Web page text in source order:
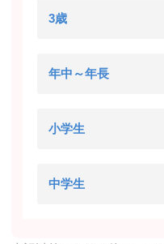
3歳
年中～年長
小学生
中学生